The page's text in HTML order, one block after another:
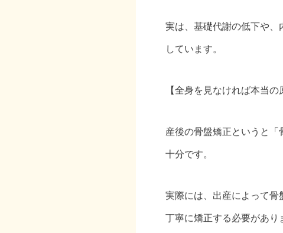
実は、基礎代謝の低下や
しています。
【全身を見なければ本当の
産後の骨盤矯正というと
十分です。
実際には、出産によって骨
丁寧に矯正する必要があり